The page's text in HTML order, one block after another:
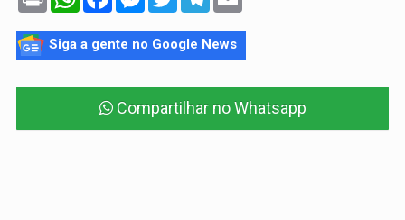
Siga a gente no Google News
Compartilhar no Whatsapp